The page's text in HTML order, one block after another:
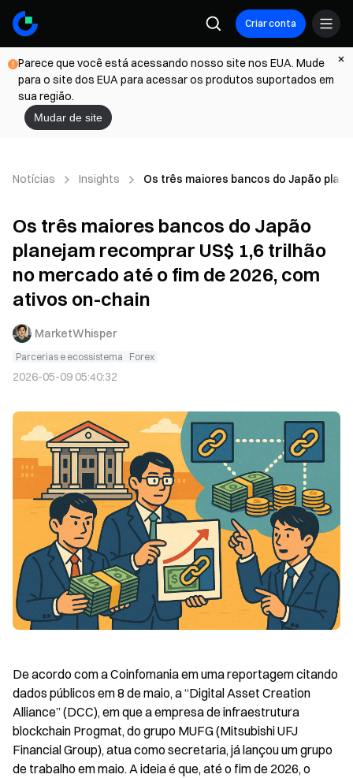
Criar conta
Parece que você está acessando nosso site nos EUA. Mude
para o site dos EUA para acessar os produtos suportados em
sua região.
Mudar de site
Notícias Insights Os três maiores bancos do Japão
Os três maiores bancos do Japão
planejam recomprar US$ 1,6 trilhão
no mercado até o fim de 2026, com
ativos on-chain
MarketWhisper
Parcerias e ecossistema Forex
2026-05-09 05:40:32
De acordo com a Coinfomania em uma reportagem citando
dados públicos em 8 de maio, a “Digital Asset Creation
Alliance” (DCC), em que a empresa de infraestrutura
blockchain Progmat, do grupo MUFG (Mitsubishi UFJ
Financial Group), atua como secretaria, já lançou um grupo
de trabalho em maio. A ideia é que, até o fim de 2026, o